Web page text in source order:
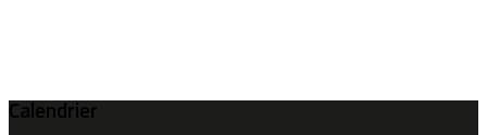
Calendrier